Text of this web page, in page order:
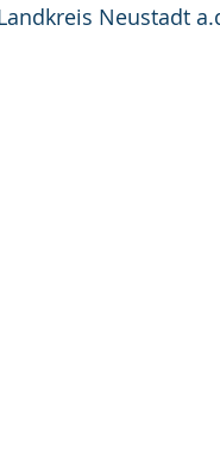
Neustadt